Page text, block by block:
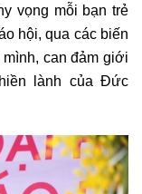
vọng mỗi bạn trẻ
hội, qua các biến
can đảm giới
lành của Đức